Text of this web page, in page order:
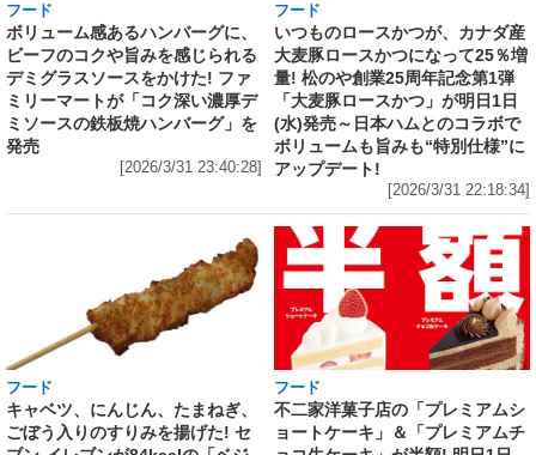
フード
ボリューム感あるハンバーグに、
ビーフのコクや旨みを感じられる
デミグラスソースをかけた! ファ
ミリーマートが「コク深い濃厚デ
ミソースの鉄板焼ハンバーグ」を
発売
[2026/3/31 23:40:28]
フード
いつものロースかつが、カナダ産
大麦豚ロースかつになって25％増
量! 松のや創業25周年記念第1弾
「大麦豚ロースかつ」が明日1日
(水)発売～日本ハムとのコラボで
ボリュームも旨みも“特別仕様”に
アップデート!
[2026/3/31 22:18:34]
フード
キャベツ、にんじん、たまねぎ、
ごぼう入りのすりみを揚げた! セ
フード
不二家洋菓子店の「プレミアムシ
ョートケーキ」＆「プレミアムチ